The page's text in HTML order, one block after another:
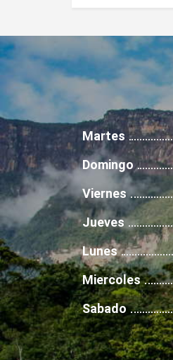
Martes
Domingo
Viernes
Jueves
Lunes
Miercoles
Sabado